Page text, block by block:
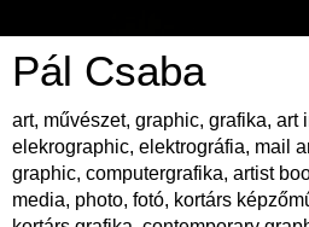
Pál Csaba
art, művészet, graphic, grafika, art
elekrographic, elektrográfia, mail
graphic, computergrafika, artist
media, photo, fotó, kortárs